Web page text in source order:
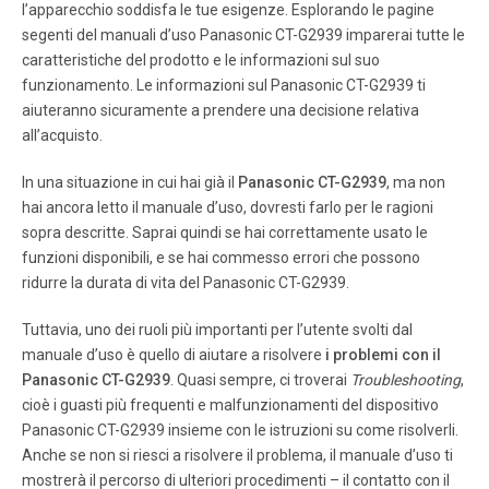
7 I NSTALLATI ON Amplifier Connection (T o Audio Amp)
Connect t o an exte rnal audio amplifi er input fo r list
ening to a stereo s ystem. Note: TO AUDIO AMP terminals
cannot be connect ed directly to external speakers . Audio
Adjustment s 1. Select TV SPEAKERS ON fro m AUDIO
menu.
Pagina 8
8 M AIN M ENU Main Menu ACTION Button Press the
ACTION button to display the Main Menu and submenus.
Press the ACTION button repeatedly to exit. CH / VOL
Buttons Procedure Press the CH (channel) or VOL (v
dis play features and s ub-menus.
Pagina 9
9 M AIN M ENU F EATURE C HART T ABLA DE C ARACTER
ISTIC AS / M AIN M ENU Main Menu Feature Chart M ENU
D ESCRIPTION SETUP IDIOMA/ LANGUE Select English, S
l’apparecchio soddisfa le tue esigenze. Esplorando le pagine
segenti del manuali d’uso Panasonic CT-G2939 imparerai tutte le
caratteristiche del prodotto e le informazioni sul suo
funzionamento. Le informazioni sul Panasonic CT-G2939 ti
aiuteranno sicuramente a prendere una decisione relativa
all’acquisto.
In una situazione in cui hai già il Panasonic CT-G2939, ma non
hai ancora letto il manuale d’uso, dovresti farlo per le ragioni
sopra descritte. Saprai quindi se hai correttamente usato le
funzioni disponibili, e se hai commesso errori che possono
ridurre la durata di vita del Panasonic CT-G2939.
Tuttavia, uno dei ruoli più importanti per l’utente svolti dal
manuale d’uso è quello di aiutare a risolvere i problemi con il
Panasonic CT-G2939 . Quasi sempre, ci troverai Troubleshooting,
cioè i guasti più frequenti e malfunzionamenti del dispositivo
Panasonic CT-G2939 insieme con le istruzioni su come risolverli.
Anche se non si riesci a risolvere il problema, il manuale d’uso ti
mostrerà il percorso di ulteriori procedimenti – il contatto con il